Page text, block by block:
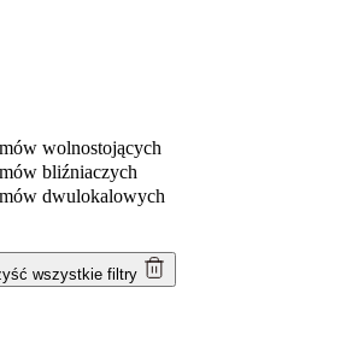
wolnostojących
bliźniaczych
dwulokalowych
wszystkie filtry